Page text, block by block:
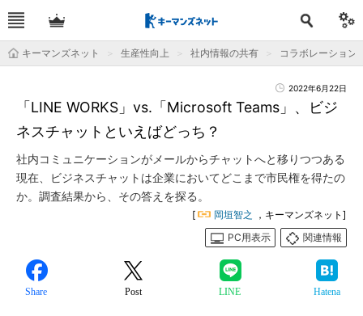
キーマンズネット 生産性向上 社内情報の共有 コラボレーション
2022年6月22日
「LINE WORKS」vs.「Microsoft Teams」、ビジ
ネスチャットといえばどっち？
社内コミュニケーションがメールからチャットへと移りつつある
現在、ビジネスチャットは企業においてどこまで市民権を得たの
か。調査結果から、その答えを探る。
[ 岡垣智之
，キーマンズネット]
PC用表示
関連情報
Share Post LINE Hatena